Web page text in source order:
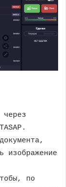
через
изображение
по